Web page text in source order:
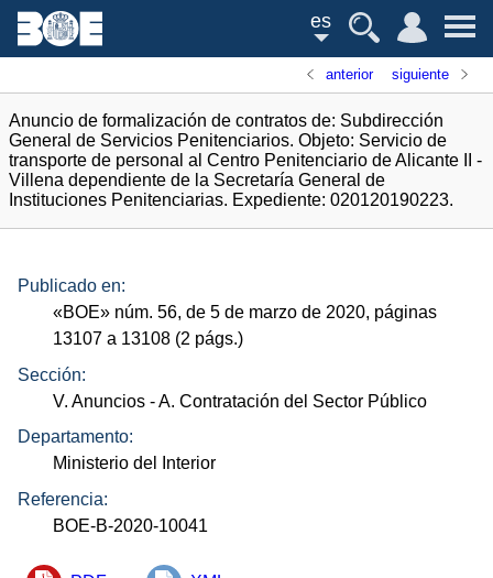
es
anterior siguiente
Anuncio de formalización de contratos de: Subdirección
General de Servicios Penitenciarios. Objeto: Servicio de
transporte de personal al Centro Penitenciario de Alicante II -
Villena dependiente de la Secretaría General de
Instituciones Penitenciarias. Expediente: 020120190223.
Publicado en:
«BOE» núm. 56, de 5 de marzo de 2020, páginas
13107 a 13108 (2 págs.)
Sección:
V. Anuncios - A. Contratación del Sector Público
Departamento:
Ministerio del Interior
Referencia:
BOE-B-2020-10041